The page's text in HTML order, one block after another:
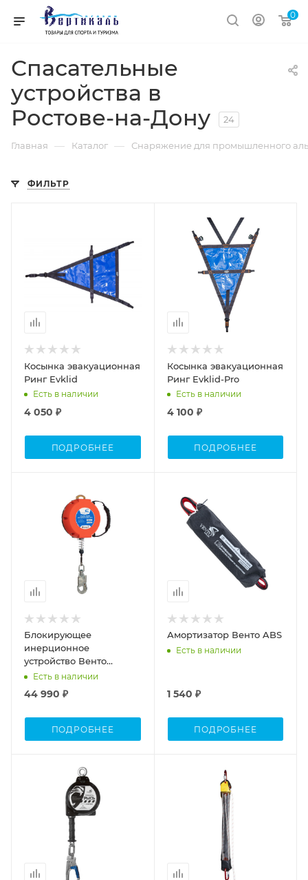
0
Спасательные
устройства в
Ростове-на-Дону
24
Главная — Каталог — Снаряжение для промышленного
ФИЛЬТР
Косынка эвакуационная
Ринг Evklid
Есть в наличии
4 050 ₽
ПОДРОБНЕЕ
Косынка эвакуационная
Ринг Evklid-Pro
Есть в наличии
4 100 ₽
ПОДРОБНЕЕ
Блокирующее
инерционное
устройство Венто
втягивающего типа
Есть в наличии
44 990 ₽
ПОДРОБНЕЕ
Амортизатор Венто ABS
Есть в наличии
1 540 ₽
ПОДРОБНЕЕ